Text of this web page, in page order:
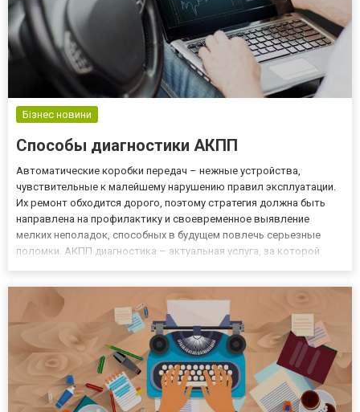
Бізнес новини
Способы диагностики АКПП
Автоматические коробки передач – нежные устройства,
чувствительные к малейшему нарушению правил эксплуатации.
Их ремонт обходится дорого, поэтому стратегия должна быть
направлена на профилактику и своевременное выявление
мелких неполадок, способных в будущем повлечь серьезные
поломки. АКПП диагностика – актуальная услуга, за которой
АКПП, расск...